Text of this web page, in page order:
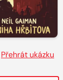
Přehrát ukázku